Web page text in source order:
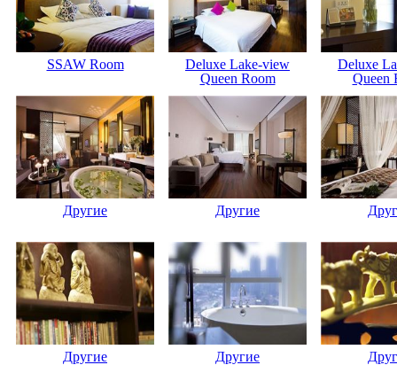
SSAW Room
Deluxe Lake-view
Queen Room
Deluxe
Queen
Другие Другие
Другие Другие